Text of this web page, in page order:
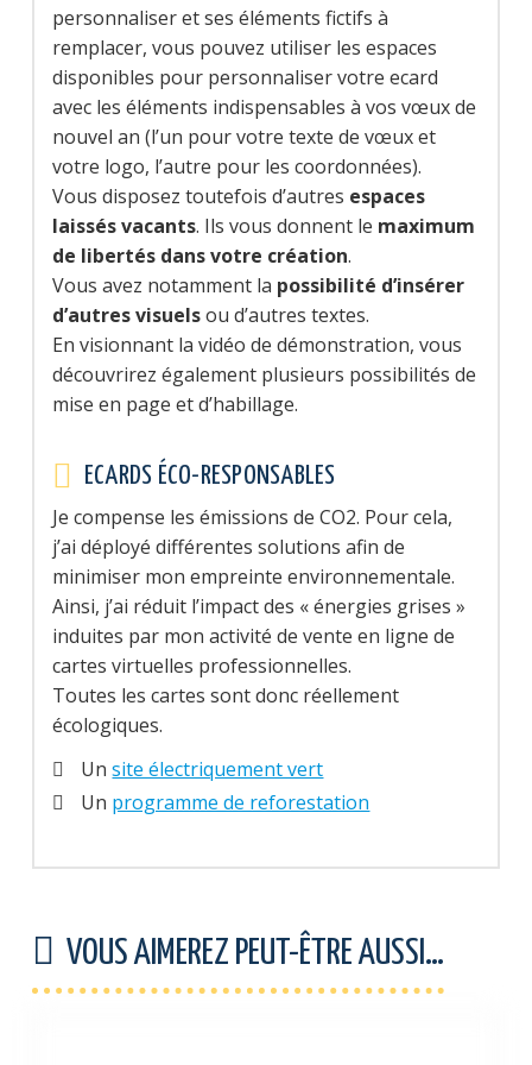
personnaliser et ses éléments fictifs à
remplacer, vous pouvez utiliser les espaces
disponibles pour personnaliser votre ecard
avec les éléments indispensables à vos vœux de
nouvel an (l’un pour votre texte de vœux et
votre logo, l’autre pour les coordonnées).
Vous disposez toutefois d’autres espaces
laissés vacants. Ils vous donnent le maximum
de libertés dans votre création.
Vous avez notamment la possibilité d’insérer
d’autres visuelsou d’autres textes.
En visionnant la vidéo de démonstration, vous
découvrirez également plusieurs possibilités de
mise en page et d’habillage.
ECARDS ÉCO-RESPONSABLES
Je compense les émissions de CO2. Pour cela,
j’ai déployé différentes solutions afin de
minimiser mon empreinte environnementale.
Ainsi, j’ai réduit l’impact des « énergies grises »
induites par mon activité de vente en ligne de
cartes virtuelles professionnelles.
Toutes les cartes sont donc réellement
écologiques.
Unsite électriquement vert
Un programme de reforestation
VOUS AIMEREZ PEUT-ÊTRE AUSSI…